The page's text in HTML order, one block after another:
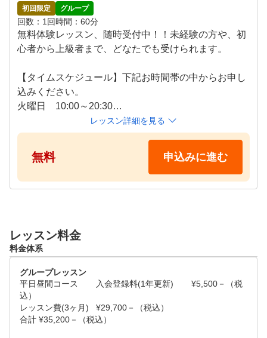
コース実習でコースと練習場とのギャップを感じてくださ
い。そして、練習場へ戻ってからの課題発見、次の目標設
定の場としてコース実習を活用していただきたいと思いま
●タブレット端末を利用した、スイングフォーム分析を導
入！
実際にレッスンを重ねていく中で、基本動作の動きが、パ
ター、アプローチ、ドライバーのすべてにつながっている
ことを実感していただけることでしょう。初心者の方はも
ちろんですが、経験者の方も、しっかり基本動作から練習
を重ねていくことで、スコアの変化につながっていきます
◇以前は上手く当たっていたのに、だんだん当たらなくな
ってしまった
◇飛ばなくなってしまった
◇色々試してみたが上手くいかない
これらの悩みは、基本に戻れば解決するものがほとんどで
すが、多くの方は戻るべき基本をご存知ありません。YF
初回限定 グループ
回数 1回時間 60分
無料体験レッスン、随時受付中！！未経験の方や、初
心者から上級者まで、どなたでも受けられます。
【タイムスケジュール】下記お時間帯の中からお申し
込みください。
火曜日　10:00～20:30
日曜日　9:00～11:00
※体験レッスンは予約制です。(ジュニアクラス除く・
見学可)
※レッスン代無料！各練習場でのボール代のみご精算
下さい。
レッスン詳細を見る
無料 申込みに進む
レッスン料金
料金体系
グループレッスン
平日昼間コース	入会登録料(1年更新)	¥5,500－（税
込）
レッスン費(3ヶ月)	¥29,700－（税込）
合計	¥35,200－（税込）